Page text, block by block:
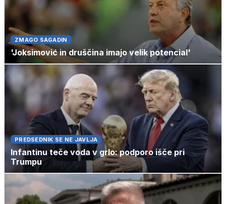
ZMAGO SAGADIN
'Joksimović in druščina imajo velik potencial'
PREDSEDNIK SE NE JAVLJA
Infantinu teče voda v grlo: podporo išče pri
Trumpu